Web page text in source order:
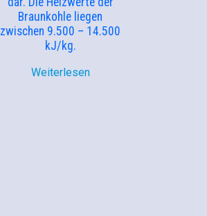
Braunkohle liegen
zwischen 9.500 – 14.500
kJ/kg.
Weiterlesen